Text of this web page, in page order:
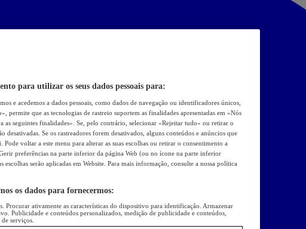
para utilizar os seus dados pessoais para:
e acedemos a dados pessoais, como dados de navegação ou identificadores únicos,
permite que as tecnologias de rastreio suportem as finalidades apresentadas em «Nós
as seguintes finalidades». Se, pelo contrário, selecionar «Rejeitar tudo» ou retirar o
desativadas. Se os rastreadores forem desativados, alguns conteúdos e anúncios que
Pode voltar a este menu para alterar as suas escolhas ou retirar o consentimento a
preferências na parte inferior da página Web (ou no ícone na parte inferior
escolhas serão aplicadas em Website. Para mais informação, consulte a nossa política
os dados para fornecermos:
Procurar ativamente as características do dispositivo para identificação. Armazenar
Publicidade e conteúdos personalizados, medição de publicidade e conteúdos,
serviços.